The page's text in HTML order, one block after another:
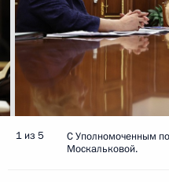
1 из 5
С Уполномоченным
Москальковой.